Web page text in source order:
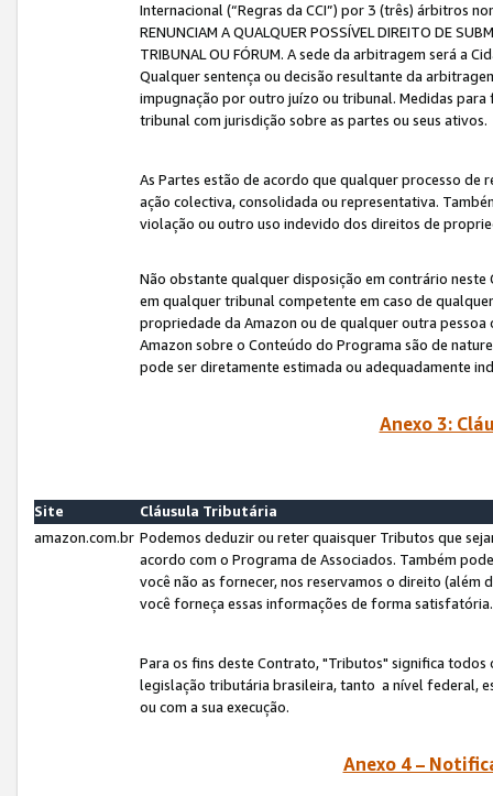
Internacional (“Regras da CCI”) por 3 (três) árbitros
RENUNCIAM A QUALQUER POSSÍVEL DIREITO DE
TRIBUNAL OU FÓRUM. A sede da arbitragem será a
Qualquer sentença ou decisão resultante da
impugnação por outro juízo ou tribunal. Medidas
tribunal com jurisdição sobre as partes ou seus ativos.
As Partes estão de acordo que qualquer processo
ação colectiva, consolidada ou representativa.
violação ou outro uso indevido dos direitos de
Não obstante qualquer disposição em contrário
em qualquer tribunal competente em caso de
propriedade da Amazon ou de qualquer outra
Amazon sobre o Conteúdo do Programa são de
pode ser diretamente estimada ou adequadamente
Anexo 3:
Site
Cláusula Tributária
amazon.com.br Podemos deduzir ou reter quaisquer Tributos que
acordo com o Programa de Associados. Também
você não as fornecer, nos reservamos o direito (além
você forneça essas informações de forma
Para os fins deste Contrato, "Tributos" significa
legislação tributária brasileira, tanto a nível federal,
ou com a sua execução.
Anexo 4 –